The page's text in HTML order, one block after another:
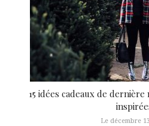
15 idées cadeaux de
Le décembre